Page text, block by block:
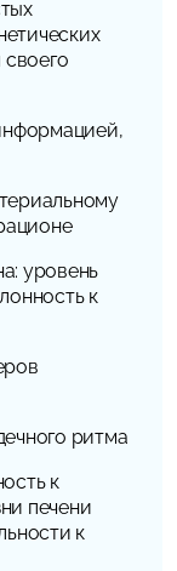
уровень
к
ритма
к
печени
к